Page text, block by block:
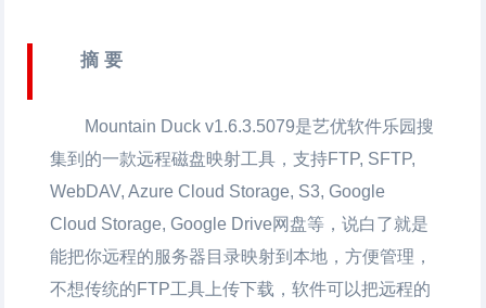
摘 要
Mountain Duck v1.6.3.5079是艺优软件乐园搜
集到的一款远程磁盘映射工具，支持FTP, SFTP,
WebDAV, Azure Cloud Storage, S3, Google
Cloud Storage, Google Drive网盘等，说白了就是
能把你远程的服务器目录映射到本地，方便管理，
不想传统的FTP工具上传下载，软件可以把远程的